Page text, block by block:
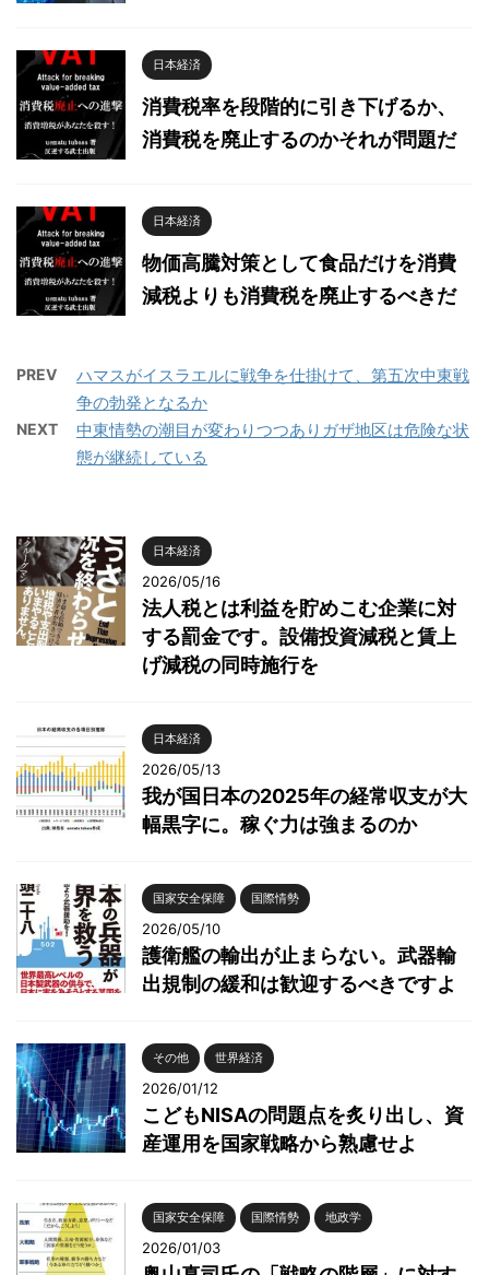
日本経済
消費税率を段階的に引き下げるか、
消費税を廃止するのかそれが問題だ
日本経済
物価高騰対策として食品だけを消費
減税よりも消費税を廃止するべきだ
PREV
ハマスがイスラエルに戦争を仕掛けて、第五次中東戦
争の勃発となるか
NEXT
中東情勢の潮目が変わりつつありガザ地区は危険な状
態が継続している
日本経済
2026/05/16
法人税とは利益を貯めこむ企業に対
する罰金です。設備投資減税と賃上
げ減税の同時施行を
日本経済
2026/05/13
我が国日本の2025年の経常収支が大
幅黒字に。稼ぐ力は強まるのか
国家安全保障 国際情勢
2026/05/10
護衛艦の輸出が止まらない。武器輸
出規制の緩和は歓迎するべきですよ
その他 世界経済
2026/01/12
こどもNISAの問題点を炙り出し、資
産運用を国家戦略から熟慮せよ
国家安全保障 国際情勢 地政学
2026/01/03